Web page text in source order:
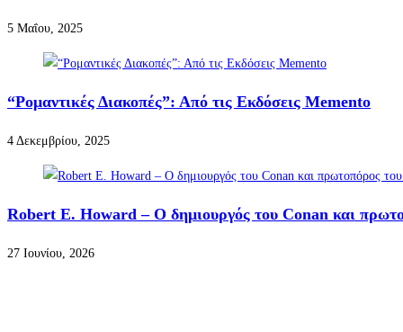
5 Μαΐου, 2025
“Ρομαντικές Διακοπές”: Από τις Εκδόσεις Memento
4 Δεκεμβρίου, 2025
Robert E. Howard – Ο δημιουργός του Conan και
27 Ιουνίου, 2026